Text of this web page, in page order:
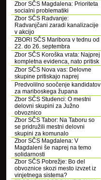
Zbor SČS Magdalena: Prioriteta
socialni problematiki
Zbor SČS Radvanje:
Radvanjčani zaradi kanalizacije
v akcijo
ZBORI SČS Maribora v tednu od
22. do 26. septembra
Zbor SČS Koroška vrata: Najprej
kompletna evidenca, nato pritisk
Zbor SČS Nova vas: Delovne
skupine pritiskajo naprej
Predvolilno soočenje kandidatov
za mariboskega župana
Zbor SČS Studenci: O mestni
delovni skupini za Južno
obvoznico
Zbor SČS Tabor: Na Taboru so
se pridružili mestni delovni
skupini za komunalo
Zbor SČS Magdalena: V
Magdaleni še naprej na temo
solidarnosti
Zbor SČS Pobrežje: Bo del
obvoznice skozi mesto izvzet iz
vinjetnega sistema?